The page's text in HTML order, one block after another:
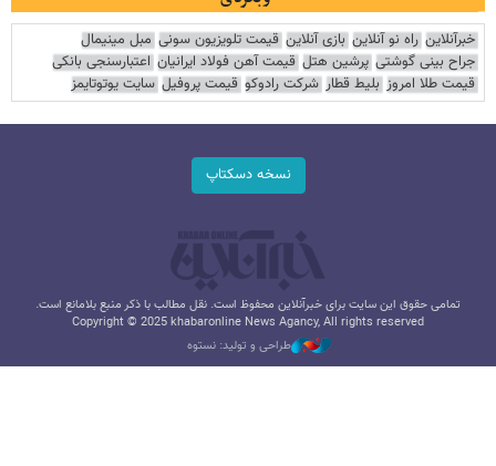
خبرآنلاین راه نو آنلاین بازی آنلاین قیمت تلویزیون سونی مبل مینیمال
جراح بینی گوشتی پرشین هتل قیمت آهن فولاد ایرانیان اعتبارسنجی بانکی
قیمت طلا امروز بلیط قطار شرکت رادوکو قیمت پروفیل سایت یوتوتایمز
نسخه دسکتاپ
تمامی حقوق این سایت برای خبرآنلاین محفوظ است. نقل مطالب با ذکر منبع بلامانع است.
Copyright © 2025 khabaronline News Agancy, All rights reserved
طراحی و تولید: نستوه